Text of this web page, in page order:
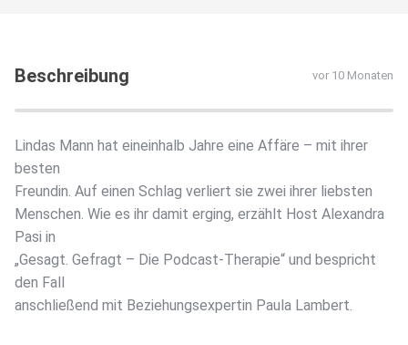
Beschreibung vor 10 Monaten
Lindas Mann hat eineinhalb Jahre eine Affäre – mit ihrer
besten
Freundin. Auf einen Schlag verliert sie zwei ihrer liebsten
Menschen. Wie es ihr damit erging, erzählt Host Alexandra
Pasi in
„Gesagt. Gefragt – Die Podcast-Therapie“ und bespricht
den Fall
anschließend mit Beziehungsexpertin Paula Lambert.